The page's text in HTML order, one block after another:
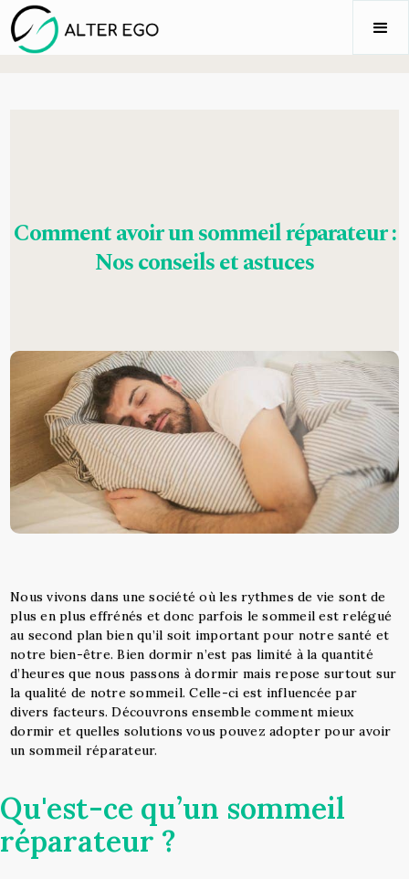
Comment avoir un sommeil réparateur :
Nos conseils et astuces
Nous vivons dans une société où les rythmes de vie sont de
plus en plus effrénés et donc parfois le sommeil est relégué
au second plan bien qu’il soit important pour notre santé et
notre bien-être. Bien dormir n’est pas limité à la quantité
d’heures que nous passons à dormir mais repose surtout sur
la qualité de notre sommeil. Celle-ci est influencée par
divers facteurs. Découvrons ensemble comment mieux
dormir et quelles solutions vous pouvez adopter pour avoir
un sommeil réparateur.
Qu'est-ce qu’un sommeil
réparateur ?